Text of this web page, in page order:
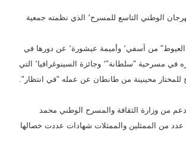
فازت مسرحية "سلطانة" لفرقة فضاء شارع الفن للإبداع بالدار البيضاء٬ بالجائزة الكبرى للمهرجان الوطني التاسع للمسرح٬ الذي نظمته جمعية
وعادت جائزة أحسن ممثلة مناصفة إلى كل من سامية البصري٬ عن أدائها في مسرحية "بير العيوط" من آسفي٬ وأميمة عيشورة٬ عن دورها في
في مسرحية "سلطانة"٬ وجائزة السينوغرافيا٬ التي
٬ فيما عادت جائزة أحسن إخراج للمختار محينينة من طانطان عن عمله "في انتظار".
للفنون الجميلة بدعم من وزارة الثقافة والمسرح الوطني محمد
الفنانة الكوميدية كريمة وساط٬ التي قدم في حقها عدد من الممثلين والممثلات شهادات عددت خصالها